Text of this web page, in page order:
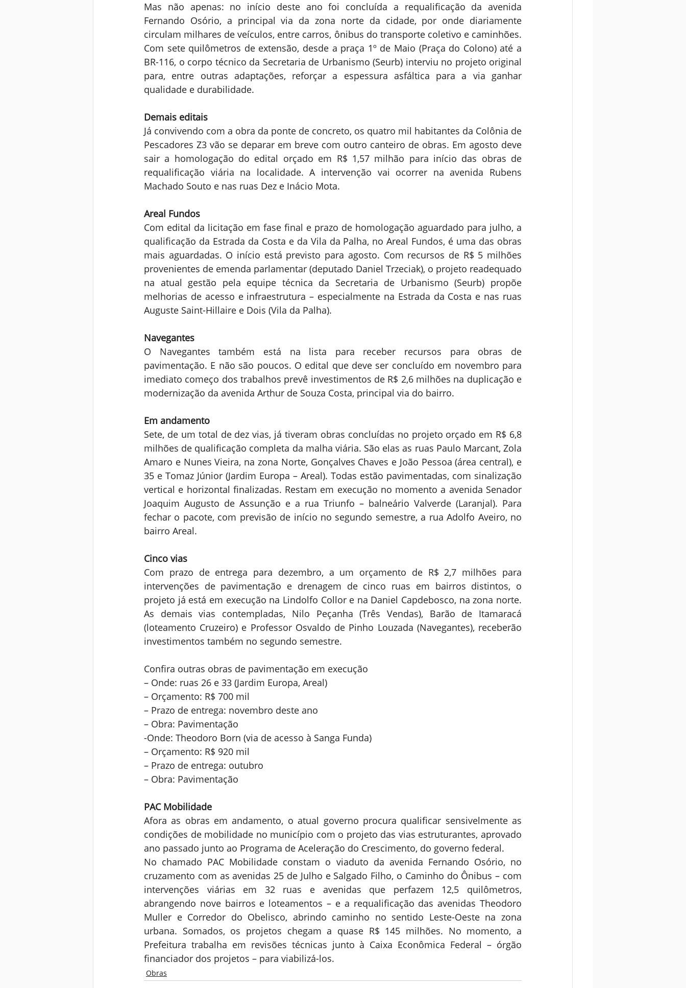
Mas não apenas: no início deste ano foi concluída a requalificação da avenida
Fernando Osório, a principal via da zona norte da cidade, por onde diariamente
circulam milhares de veículos, entre carros, ônibus do transporte coletivo e caminhões.
Com sete quilômetros de extensão, desde a praça 1º de Maio (Praça do Colono) até a
BR-116, o corpo técnico da Secretaria de Urbanismo (Seurb) interviu no projeto original
para, entre outras adaptações, reforçar a espessura asfáltica para a via ganhar
qualidade e durabilidade.
Demais editais
Já convivendo com a obra da ponte de concreto, os quatro mil habitantes da Colônia de
Pescadores Z3 vão se deparar em breve com outro canteiro de obras. Em agosto deve
sair a homologação do edital orçado em R$ 1,57 milhão para início das obras de
requalificação viária na localidade. A intervenção vai ocorrer na avenida Rubens
Machado Souto e nas ruas Dez e Inácio Mota.
Areal Fundos
Com edital da licitação em fase final e prazo de homologação aguardado para julho, a
qualificação da Estrada da Costa e da Vila da Palha, no Areal Fundos, é uma das obras
mais aguardadas. O início está previsto para agosto. Com recursos de R$ 5 milhões
provenientes de emenda parlamentar (deputado Daniel Trzeciak), o projeto readequado
na atual gestão pela equipe técnica da Secretaria de Urbanismo (Seurb) propõe
melhorias de acesso e infraestrutura – especialmente na Estrada da Costa e nas ruas
Auguste Saint-Hillaire e Dois (Vila da Palha).
Navegantes
O Navegantes também está na lista para receber recursos para obras de
pavimentação. E não são poucos. O edital que deve ser concluído em novembro para
imediato começo dos trabalhos prevê investimentos de R$ 2,6 milhões na duplicação e
modernização da avenida Arthur de Souza Costa, principal via do bairro.
Em andamento
Sete, de um total de dez vias, já tiveram obras concluídas no projeto orçado em R$ 6,8
milhões de qualificação completa da malha viária. São elas as ruas Paulo Marcant, Zola
Amaro e Nunes Vieira, na zona Norte, Gonçalves Chaves e João Pessoa (área central), e
35 e Tomaz Júnior (Jardim Europa – Areal). Todas estão pavimentadas, com sinalização
vertical e horizontal finalizadas. Restam em execução no momento a avenida Senador
Joaquim Augusto de Assunção e a rua Triunfo – balneário Valverde (Laranjal). Para
fechar o pacote, com previsão de início no segundo semestre, a rua Adolfo Aveiro, no
bairro Areal.
Cinco vias
Com prazo de entrega para dezembro, a um orçamento de R$ 2,7 milhões para
intervenções de pavimentação e drenagem de cinco ruas em bairros distintos, o
projeto já está em execução na Lindolfo Collor e na Daniel Capdebosco, na zona norte.
As demais vias contempladas, Nilo Peçanha (Três Vendas), Barão de Itamaracá
(loteamento Cruzeiro) e Professor Osvaldo de Pinho Louzada (Navegantes), receberão
investimentos também no segundo semestre.
Confira outras obras de pavimentação em execução
– Onde: ruas 26 e 33 (Jardim Europa, Areal)
– Orçamento: R$ 700 mil
– Prazo de entrega: novembro deste ano
– Obra: Pavimentação
-Onde: Theodoro Born (via de acesso à Sanga Funda)
– Orçamento: R$ 920 mil
– Prazo de entrega: outubro
– Obra: Pavimentação
PAC Mobilidade
Afora as obras em andamento, o atual governo procura qualificar sensivelmente as
condições de mobilidade no município com o projeto das vias estruturantes, aprovado
ano passado junto ao Programa de Aceleração do Crescimento, do governo federal.
No chamado PAC Mobilidade constam o viaduto da avenida Fernando Osório, no
cruzamento com as avenidas 25 de Julho e Salgado Filho, o Caminho do Ônibus – com
intervenções viárias em 32 ruas e avenidas que perfazem 12,5 quilômetros,
abrangendo nove bairros e loteamentos – e a requalificação das avenidas Theodoro
Muller e Corredor do Obelisco, abrindo caminho no sentido Leste-Oeste na zona
urbana. Somados, os projetos chegam a quase R$ 145 milhões. No momento, a
Prefeitura trabalha em revisões técnicas junto à Caixa Econômica Federal – órgão
financiador dos projetos – para viabilizá-los.
Obras